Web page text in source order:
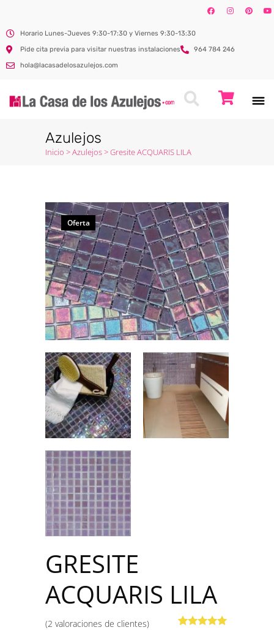
Horario Lunes-Jueves 9:30-17:30 y Viernes 9:30-13:30
Pide cita previa para visitar nuestras instalaciones
964 784 246
hola@lacasadelosazulejos.com
Azulejos
Inicio >Azulejos>Gresite ACQUARIS LILA
Oferta
GRESITE
ACQUARIS LILA
(2 valoraciones de clientes)